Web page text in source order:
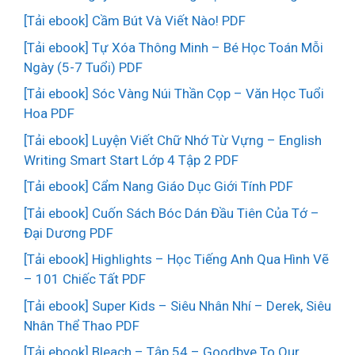
[Tải ebook] Cầm Bút Và Viết Nào! PDF
[Tải ebook] Tự Xóa Thông Minh – Bé Học Toán Mỗi
Ngày (5-7 Tuổi) PDF
[Tải ebook] Sóc Vàng Núi Thần Cọp – Văn Học Tuổi
Hoa PDF
[Tải ebook] Luyện Viết Chữ Nhớ Từ Vựng – English
Writing Smart Start Lớp 4 Tập 2 PDF
[Tải ebook] Cẩm Nang Giáo Dục Giới Tính PDF
[Tải ebook] Cuốn Sách Bóc Dán Đầu Tiên Của Tớ –
Đại Dương PDF
[Tải ebook] Highlights – Học Tiếng Anh Qua Hình Vẽ
– 101 Chiếc Tất PDF
[Tải ebook] Super Kids – Siêu Nhân Nhí – Derek, Siêu
Nhân Thể Thao PDF